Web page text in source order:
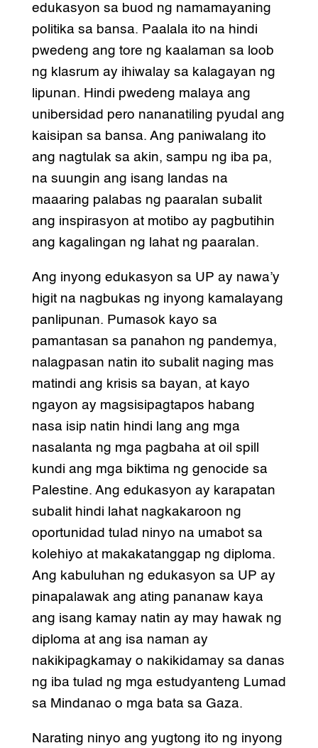
edukasyon sa buod ng namamayaning
politika sa bansa. Paalala ito na hindi
pwedeng ang tore ng kaalaman sa loob
ng klasrum ay ihiwalay sa kalagayan ng
lipunan. Hindi pwedeng malaya ang
unibersidad pero nananatiling pyudal ang
kaisipan sa bansa. Ang paniwalang ito
ang nagtulak sa akin, sampu ng iba pa,
na suungin ang isang landas na
maaaring palabas ng paaralan subalit
ang inspirasyon at motibo ay pagbutihin
ang kagalingan ng lahat ng paaralan.
Ang inyong edukasyon sa UP ay nawa’y
higit na nagbukas ng inyong kamalayang
panlipunan. Pumasok kayo sa
pamantasan sa panahon ng pandemya,
nalagpasan natin ito subalit naging mas
matindi ang krisis sa bayan, at kayo
ngayon ay magsisipagtapos habang
nasa isip natin hindi lang ang mga
nasalanta ng mga pagbaha at oil spill
kundi ang mga biktima ng genocide sa
Palestine. Ang edukasyon ay karapatan
subalit hindi lahat nagkakaroon ng
oportunidad tulad ninyo na umabot sa
kolehiyo at makakatanggap ng diploma.
Ang kabuluhan ng edukasyon sa UP ay
pinapalawak ang ating pananaw kaya
ang isang kamay natin ay may hawak ng
diploma at ang isa naman ay
nakikipagkamay o nakikidamay sa danas
ng iba tulad ng mga estudyanteng Lumad
sa Mindanao o mga bata sa Gaza.
Narating ninyo ang yugtong ito ng inyong